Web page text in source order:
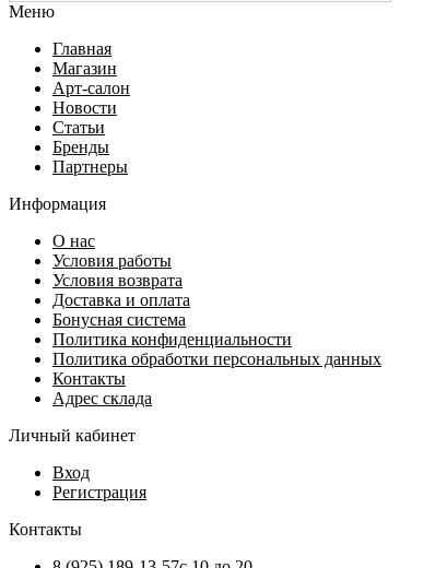
Меню
Главная
Магазин
Арт-салон
Новости
Статьи
Бренды
Партнеры
Информация
О нас
Условия работы
Условия возврата
Доставка и оплата
Бонусная система
Политика конфиденциальности
Политика обработки персональных данных
Контакты
Адрес склада
Личный кабинет
Вход
Регистрация
Контакты